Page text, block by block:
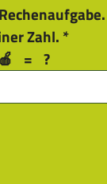
Zahl. *Wie
5
= ?